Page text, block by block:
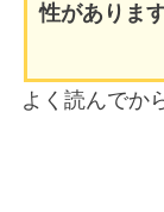
性があります
よく読んでか